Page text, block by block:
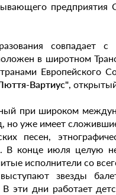
предприятия
совпадает с
в широтном
Европейского
Вартиус",
при широком
но уже имеет
песен,
. В конце июля целую
исполнители со
звезды
эти дни работает